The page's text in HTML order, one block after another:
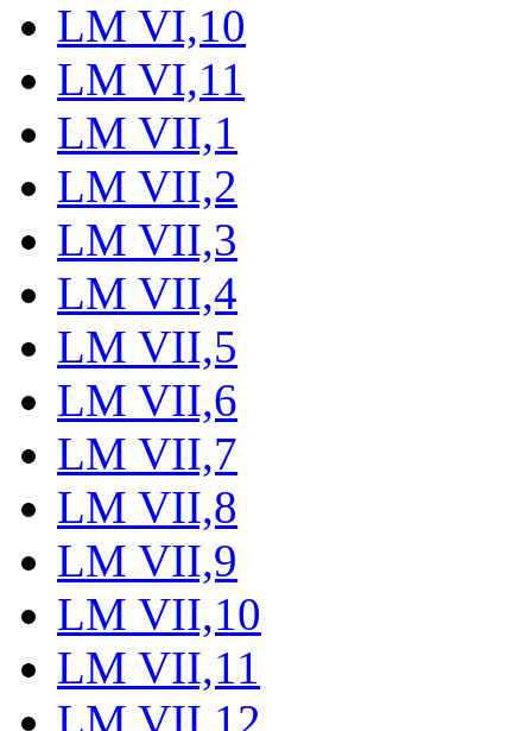
LM VI,10
LM VI,11
LM VII,1
LM VII,2
LM VII,3
LM VII,4
LM VII,5
LM VII,6
LM VII,7
LM VII,8
LM VII,9
LM VII,10
LM VII,11
LM VII,12